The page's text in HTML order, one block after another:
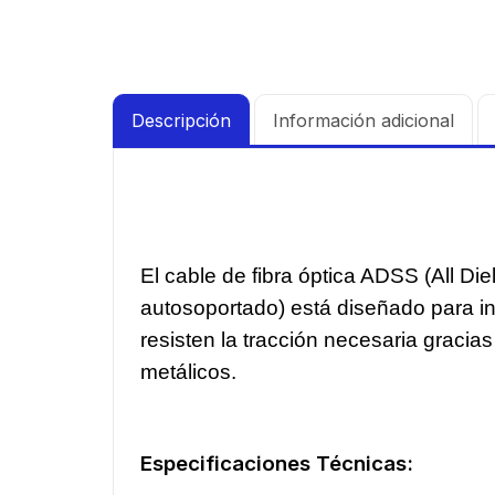
Descripción Información adicional
El cable de fibra óptica ADSS (All
autosoportado) está diseñado para
resisten la tracción necesaria
metálicos.
Especificaciones Técnicas: